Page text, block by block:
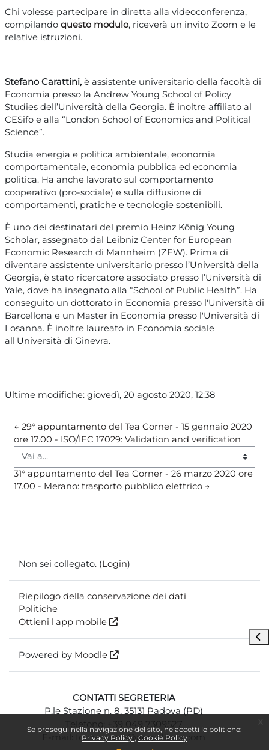
Se prosegui nella navigazione del sito, ne accetti le politiche:
Privacy Policy Cookie Policy
Chi volesse partecipare in diretta alla videoconferenza,
compilando questo modulo, riceverà un invito Zoom e le
relative istruzioni.
Stefano Carattini, è assistente universitario della facoltà di
Economia presso la Andrew Young School of Policy
Studies dell’Università della Georgia. È inoltre affiliato al
CESifo e alla “London School of Economics and Political
Science”.
Studia energia e politica ambientale, economia
comportamentale, economia pubblica ed economia
politica. Ha anche lavorato sul comportamento
cooperativo (pro-sociale) e sulla diffusione di
comportamenti, pratiche e tecnologie sostenibili.
È uno dei destinatari del premio Heinz König Young
Scholar, assegnato dal Leibniz Center for European
Economic Research di Mannheim (ZEW). Prima di
diventare assistente universitario presso l’Università della
Georgia, è stato ricercatore associato presso l’Università di
Yale, dove ha insegnato alla “School of Public Health”. Ha
conseguito un dottorato in Economia presso l'Università di
Barcellona e un Master in Economia presso l'Università di
Losanna. È inoltre laureato in Economia sociale
all'Università di Ginevra.
Ultime modifiche: giovedì, 20 agosto 2020, 12:38
← 29° appuntamento del Tea Corner - 15 gennaio 2020
ore 17.00 - ISO/IEC 17029: Validation and verification
Vai a...
31° appuntamento del Tea Corner - 26 marzo 2020 ore
17.00 - Merano: trasporto pubblico elettrico →
Non sei collegato. (Login)
Riepilogo della conservazione dei dati
Politiche
Ottieni l'app mobile
Powered by Moodle
CONTATTI SEGRETERIA
P.le Stazione n. 8, 35131 Padova (PD)
Telefono: +39 049 7309527
E-mail: formazione@aequilibria.com